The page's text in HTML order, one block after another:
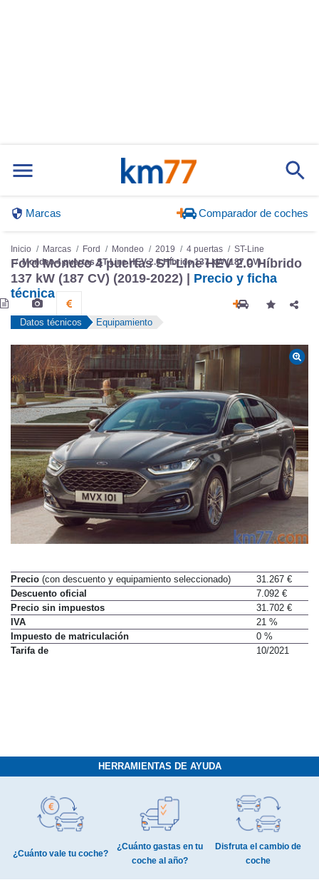
Marcas Comparador de coches
Inicio Marcas Ford Mondeo 2019 4 puertas
ST-Line
Mondeo 4 puertas ST-Line HEV 2.0 Híbrido 137 kW (187 CV)
Ford Mondeo 4 puertas ST-Line HEV 2.0 Híbrido
137 kW (187 CV) (2019-2022) | Precio y ficha
técnica
Datos técnicos Equipamiento
Precio (con descuento y equipamiento seleccionado)
31.267 €
Descuento oficial
7.092 €
Precio sin impuestos
31.702 €
IVA
21 %
Impuesto de matriculación
0 %
Tarifa de
10/2021
HERRAMIENTAS DE AYUDA
¿Cuánto vale tu coche?
¿Cuánto gastas en tu
coche al año?
Disfruta el cambio de
coche